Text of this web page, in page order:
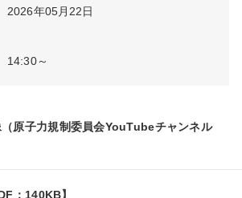
2026年05月22日
14:30～
原子力規制委員会YouTubeチャンネル
：140KB】